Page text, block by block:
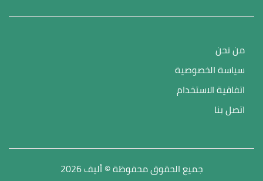
من نحن
سياسة الخصوصية
اتفاقية الاستخدام
اتصل بنا
جميع الحقوق محفوظة © أليف 2026